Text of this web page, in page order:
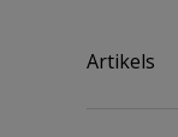
Artikels